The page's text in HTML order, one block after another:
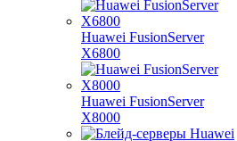
Huawei FusionServer
X6800
Huawei FusionServer
X8000